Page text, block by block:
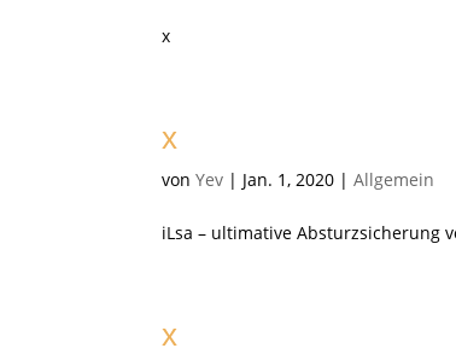
x
x
vonYev | Jan. 1, 2020 |Allgemein
iLsa – ultimative Absturzsicherung
x